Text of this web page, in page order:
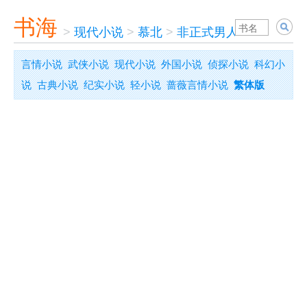
书海 > 现代小说 > 慕北 > 非正式男人
言情小说 武侠小说 现代小说 外国小说 侦探小说 科幻小
说 古典小说 纪实小说 轻小说 蔷薇言情小说 繁体版